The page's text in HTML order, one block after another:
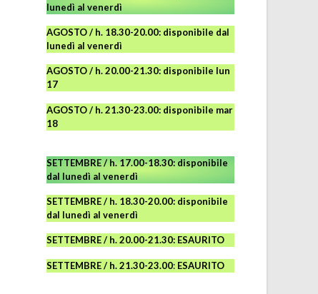
lunedì al venerdì
AGOSTO/ h. 18.30-20.00: disponibile dal
lunedì al venerdì
AGOSTO / h. 20.00-21.30: disponibile lun
17
AGOSTO/ h. 21.30-23.00: disponibile mar
18
SETTEMBRE / h. 17.00-18.30: disponibile
dal lunedì al venerdì
SETTEMBRE / h. 18.30-20.00: disponibile
dal lunedì al venerdì
SETTEMBRE / h. 20.00-21.30: ESAURITO
SETTEMBRE / h. 21.30-23.00: ESAURITO